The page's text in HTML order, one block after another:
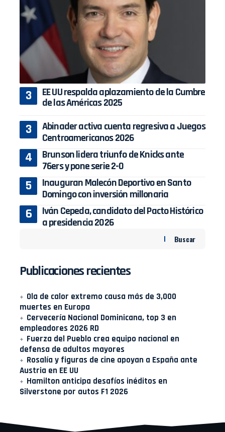
EE UU respalda aplazamiento de la Cumbre
de las Américas 2025
Abinader activa cuenta regresiva a Juegos
Centroamericanos 2026
Brunson lidera triunfo de Knicks ante
76ers y pone serie 2-0
Inauguran Malecón Deportivo en Santo
Domingo con inversión millonaria
Iván Cepeda, candidato del Pacto Histórico
a presidencia 2026
Buscar
Publicaciones recientes
Ola de calor extremo causa más de 3,000
muertes en Europa
Cervecería Nacional Dominicana, top 3 en
empleadores 2026 RD
Fuerza del Pueblo crea equipo nacional en
defensa de adultos mayores
Rosalía y figuras de cine apoyan a España ante
Austria en EE UU
Hamilton anticipa desafíos inéditos en
Silverstone por autos F1 2026